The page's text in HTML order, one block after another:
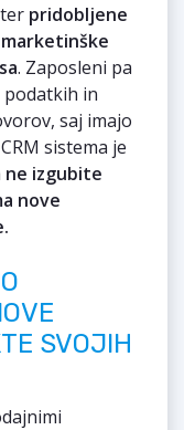
ter pridobljene
. Zaposleni pa
podatkih in
saj imajo
sistema je
ne izgubite
nove
SVOJIH